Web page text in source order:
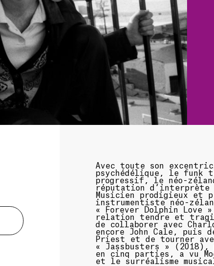
Avec toute son
psychédélique, le funk
progressif, le néo-
réputation
Musicien prodigieux et
instrumentiste néo-
« Forever Dolphin Love
relation tendre et
de collaborer avec
encore John Cale, puis
Priest et de tourner
« Jassbusters »
en cinq parties, a vu
et le surréalisme